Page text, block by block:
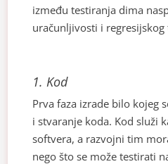
između testiranja dima
uračunljivosti i regresijskog
1. Kod
Prva faza izrade bilo kojeg
i stvaranje koda. Kod služi
softvera, a razvojni tim
nego što se može testirati